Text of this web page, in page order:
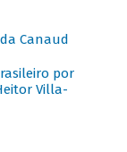
Canaud
por
Villa-